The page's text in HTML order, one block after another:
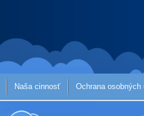
Naša cinnosť Ochrana osobných